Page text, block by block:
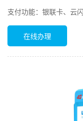
支付功能：银联卡、云
在线办理